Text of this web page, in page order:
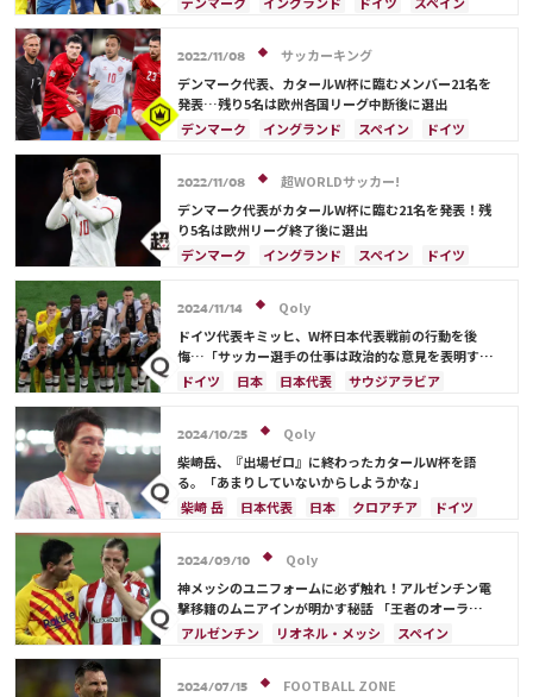
ポルトガル
クリスティアン・エリクセン
2022/11/08
サッカーキング
デンマーク代表、カタールW杯に臨むメンバー21名を
発表…残り5名は欧州各国リーグ中断後に選出
デンマーク
イングランド スペイン
ドイツ
オーストラリア
2022/11/08
超WORLDサッカー!
デンマーク代表がカタールW杯に臨む21名を発表！残
り5名は欧州リーグ終了後に選出
デンマーク
イングランド スペイン
ドイツ
クリスティアン・エリクセン
2024/11/14
Qoly
ドイツ代表キミッヒ、W杯日本代表戦前の行動を後
悔…「サッカー選手の仕事は政治的な意見を表明する
ことではない」
ドイツ 日本 日本代表 サウジアラビア
2024/10/25
Qoly
柴崎岳、『出場ゼロ』に終わったカタールW杯を語
る。「あまりしていないからしようかな」
柴崎 岳
日本代表 日本 クロアチア
ドイツ
2024/09/10
Qoly
神メッシのユニフォームに必ず触れ！アルゼンチン電
撃移籍のムニアインが明かす秘話 「王者のオーラ
を…」
アルゼンチン リオネル・メッシ スペイン
2024/07/15
FOOTBALL ZONE